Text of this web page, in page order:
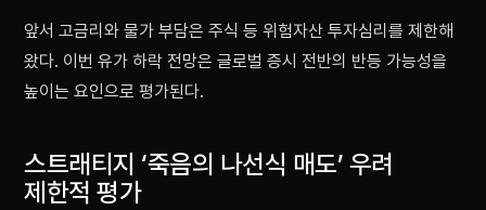
앞서 고금리와 물가 부담은 주식 등 위험자산 투자심리를 제한해
왔다. 이번 유가 하락 전망은 글로벌 증시 전반의 반등 가능성을
높이는 요인으로 평가된다.
스트래티지 ‘죽음의 나선식 매도’ 우려
제한적 평가